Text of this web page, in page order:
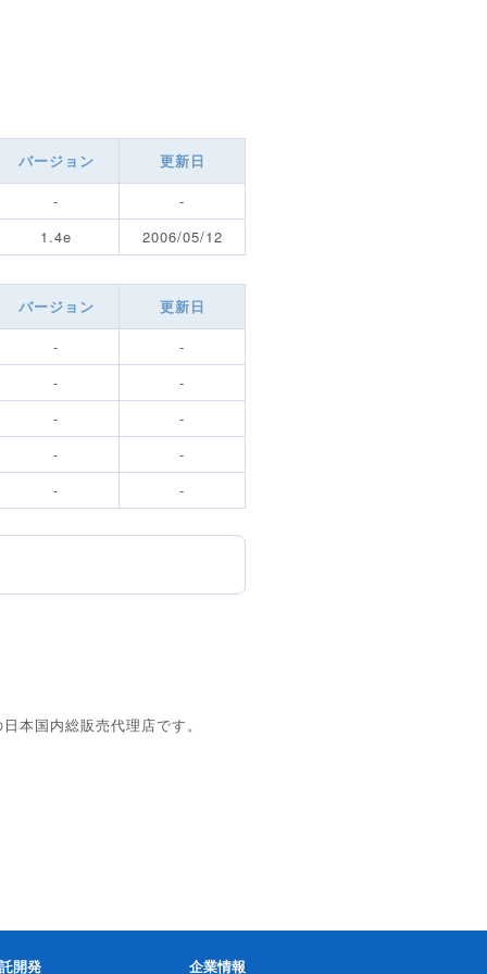
バージョン
更新日
-
-
1.4e 2006/05/12
バージョン
更新日
-
-
-
-
-
-
-
-
- -
本国内総販売代理店です。
開発 企業情報